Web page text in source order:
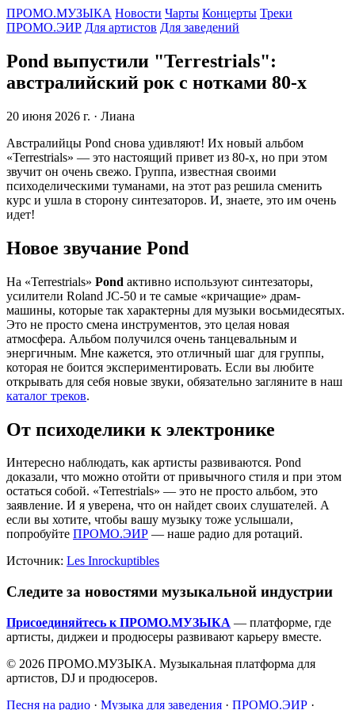
ПРОМО.МУЗЫКА Новости Чарты Концерты Треки
ПРОМО.ЭИР Для артистов Для заведений
Pond выпустили "Terrestrials":
австралийский рок с нотками 80-х
20 июня 2026 г. · Лиана
Австралийцы Pond снова удивляют! Их новый альбом
«Terrestrials» — это настоящий привет из 80-х, но при этом
звучит он очень свежо. Группа, известная своими
психоделическими туманами, на этот раз решила сменить
курс и ушла в сторону синтезаторов. И, знаете, это им очень
идет!
Новое звучание Pond
На «Terrestrials» Pond активно используют синтезаторы,
усилители Roland JC-50 и те самые «кричащие» драм-
машины, которые так характерны для музыки восьмидесятых.
Это не просто смена инструментов, это целая новая
атмосфера. Альбом получился очень танцевальным и
энергичным. Мне кажется, это отличный шаг для группы,
которая не боится экспериментировать. Если вы любите
открывать для себя новые звуки, обязательно загляните в наш
каталог треков.
От психоделики к электронике
Интересно наблюдать, как артисты развиваются. Pond
доказали, что можно отойти от привычного стиля и при этом
остаться собой. «Terrestrials» — это не просто альбом, это
заявление. И я уверена, что он найдет своих слушателей. А
если вы хотите, чтобы вашу музыку тоже услышали,
попробуйте ПРОМО.ЭИР — наше радио для ротаций.
Источник: Les Inrockuptibles
Следите за новостями музыкальной индустрии
Присоединяйтесь к ПРОМО.МУЗЫКА — платформе, где
артисты, диджеи и продюсеры развивают карьеру вместе.
© 2026 ПРОМО.МУЗЫКА. Музыкальная платформа для
артистов, DJ и продюсеров.
Песня на радио · Музыка для заведения · ПРОМО.ЭИР ·